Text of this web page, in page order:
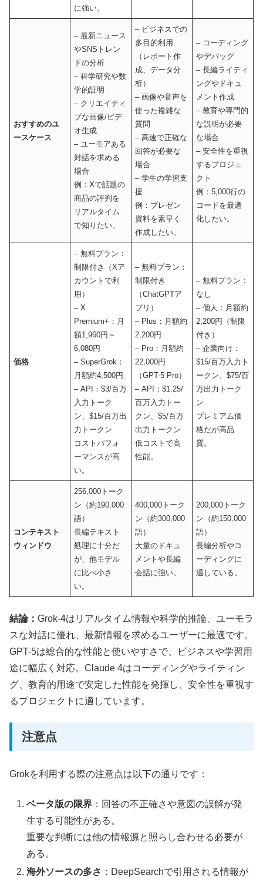
に強い。
おすすめのユ
ースケース
– 最新ニュース
やSNSトレン
ドの分析
– 科学研究や数
学的証明
– クリエイティ
ブな画像/ビデ
オ生成
– ユーモアある
対話を求める
場合
例：Xで話題の
商品の評判を
リアルタイム
で知りたい。
– ビジネスでの
多目的利用
（レポート作
成、データ分
析）
– 画像や音声を
使った複雑な
質問
– 高速で正確な
回答が必要な
場合
– 学生の学習支
援
例：プレゼン
資料を素早く
作成したい。
– コーディング
やデバッグ
– 長編ライティ
ングやドキュ
メント作成
– 教育や専門的
な説明が必要
な場合
– 安全性を重視
するプロジェ
クト
例：5,000行の
コードを最適
化したい。
価格
– 無料プラン：
制限付き（Xア
カウントで利
用）
– X
Premium+：月
額1,960円～
6,080円
– SuperGrok：
月額約4,500円
– API：$3/百万
入力トーク
ン、$15/百万出
力トークン
コストパフォ
ーマンスが高
い。
– 無料プラン：
制限付き
（ChatGPTア
プリ）
– Plus：月額約
2,200円
– Pro：月額約
22,000円
（GPT-5 Pro）
– API：$1.25/
百万入力トー
クン、$5/百万
出力トークン
低コストで高
性能。
– 無料プラン：
なし
– 個人：月額約
2,200円（制限
付き）
– 企業向け：
$15/百万入力ト
ークン、$75/百
万出力トーク
ン
プレミアム価
格だが高品
質。
コンテキスト
ウィンドウ
256,000トーク
ン（約190,000
語）
長編テキスト
処理に十分だ
が、他モデル
に比べ小さ
い。
400,000トーク
ン（約300,000
語）
大量のドキュ
メントや長編
会話に強い。
200,000トーク
ン（約150,000
語）
長編分析やコ
ーディングに
適している。
結論： Grok-4はリアルタイム情報や科学的推論、ユーモラ
スな対話に優れ、最新情報を求めるユーザーに最適です。
GPT-5は総合的な性能と使いやすさで、ビジネスや学習用
途に幅広く対応。Claude 4はコーディングやライティン
グ、教育的用途で安定した性能を発揮し、安全性を重視す
るプロジェクトに適しています。
注意点
Grokを利用する際の注意点は以下の通りです：
ベータ版の限界 ：回答の不正確さや意図の誤解が発
生する可能性がある。
重要な判断には他の情報源と照らし合わせる必要が
ある。
海外ソースの多さ ：DeepSearchで引用される情報が